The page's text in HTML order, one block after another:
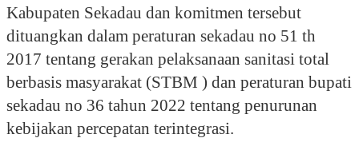
Kabupaten Sekadau dan komitmen tersebut
dituangkan dalam peraturan sekadau no 51 th
2017 tentang gerakan pelaksanaan sanitasi total
berbasis masyarakat (STBM ) dan peraturan bupati
sekadau no 36 tahun 2022 tentang penurunan
kebijakan percepatan terintegrasi.